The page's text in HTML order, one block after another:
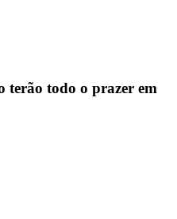
terão todo o prazer em